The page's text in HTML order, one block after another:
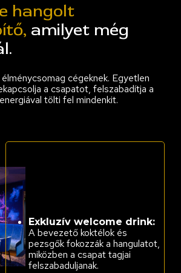
hangolt
amilyet még
cégeknek. Egyetlen
a csapatot, felszabadítja a
tölti fel mindenkit.
Exkluzív welcome drink:
A bevezető koktélok és
pezsgők fokozzák a hangulatot,
miközben a csapat tagjai
felszabaduljanak.